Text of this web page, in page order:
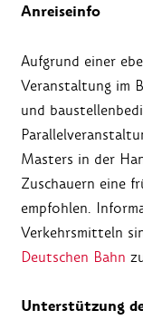
Anreiseinfo
Aufgrund einer
Veranstaltung im
und
Masters in der
Zuschauern eine
empfohlen.
Verkehrsmitteln
Deutschen Bahn
Unterstützung